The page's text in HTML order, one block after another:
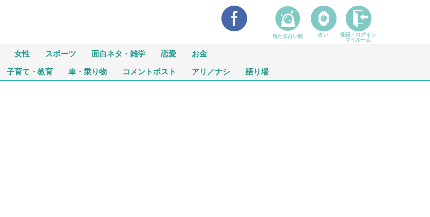
女性 スポーツ 面白ネタ・雑学 恋愛 お金
子育て・教育 車・乗り物 コメントポスト アリ／ナシ 語り場
当たる占い師 占い
登録・ログイン
マイルーム